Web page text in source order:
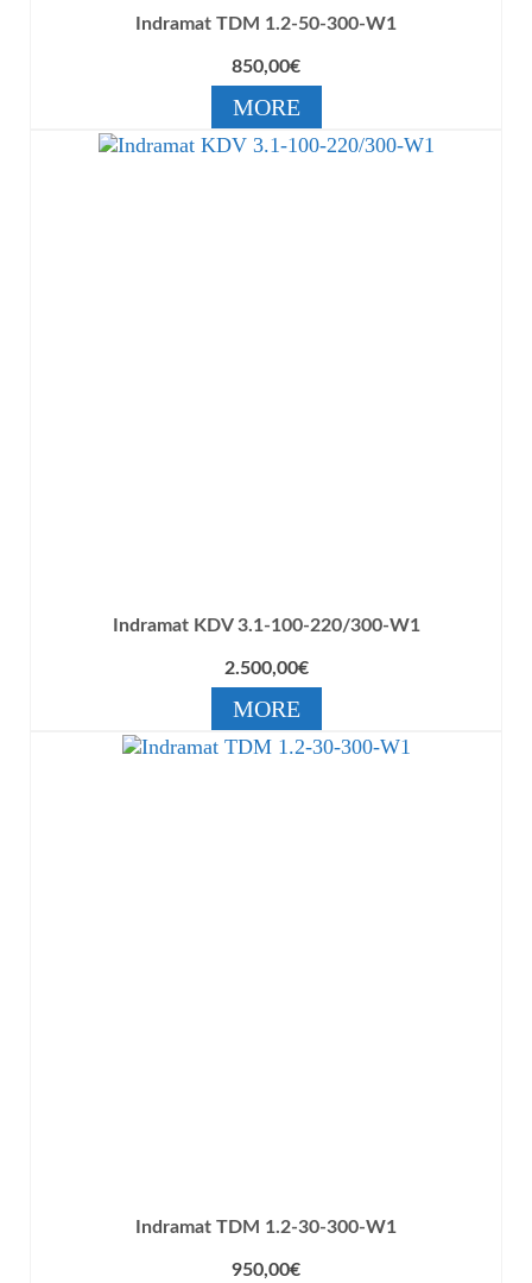
Indramat TDM 1.2-50-300-W1
850,00€
MORE
Indramat KDV 3.1-100-220/300-W1
2.500,00€
MORE
Indramat TDM 1.2-30-300-W1
950,00€